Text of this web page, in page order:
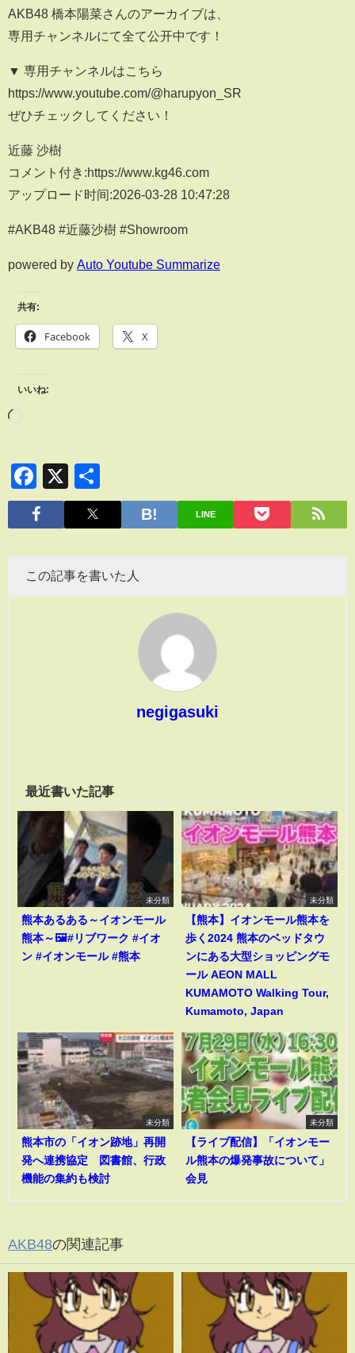
AKB48 橋本陽菜さんのアーカイブは、
専用チャンネルにて全て公开中です！
▼ 専用チャンネルはこちら
https://www.youtube.com/@harupyon_SR
ぜひチェックしてください！
近藤 沙樹
コメント付き:https://www.kg46.com
アップロード时间:2026-03-28 10:47:28
#AKB48 #近藤沙樹 #Showroom
powered by Auto Youtube Summarize
共有:
Facebook X
いいね:
Facebook
X
有
LINE
この記事を書いた人
negigasuki
最近書いた記事
未分類
熊本あるある～イオンモール
熊本～🖼️#リブワーク #イオ
ン #イオンモール #熊本
未分類
【熊本】イオンモール熊本を
歩く2024 熊本のベッドタウ
ンにある大型ショッピングモ
ール AEON MALL
KUMAMOTO Walking Tour,
Kumamoto, Japan
未分類
熊本市の「イオン跡地」再開
発へ連携協定 図書館、行政
機能の集約も検討
未分類
【ライブ配信】「イオンモー
ル熊本の爆発事故について」
会見
AKB48の関連記事